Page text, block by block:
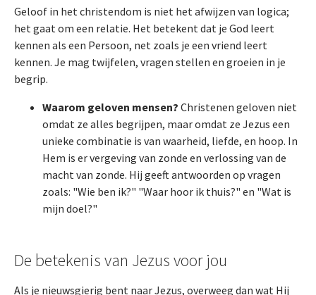
Geloof in het christendom is niet het afwijzen van logica;
het gaat om een relatie. Het betekent dat je God leert
kennen als een Persoon, net zoals je een vriend leert
kennen. Je mag twijfelen, vragen stellen en groeien in je
begrip.
Waarom geloven mensen? Christenen geloven niet
omdat ze alles begrijpen, maar omdat ze Jezus een
unieke combinatie is van waarheid, liefde, en hoop. In
Hem is er vergeving van zonde en verlossing van de
macht van zonde. Hij geeft antwoorden op vragen
zoals: "Wie ben ik?" "Waar hoor ik thuis?" en "Wat is
mijn doel?"
De betekenis van Jezus voor jou
Als je nieuwsgierig bent naar Jezus, overweeg dan wat Hij